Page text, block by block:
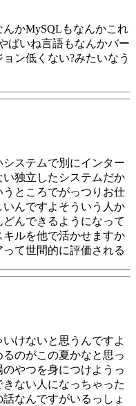
かMySQLもなんかこれ
ばいね言語もなんかバー
ン低くない?みたいなう
ステムで別にインター
独立したシステムだか
ところでがっつりお仕
んですよそういう人か
んできるようになって
ルを他で活かせますか
て世間的に評価される
けないと思うんですよ
のがこの夏かなと思っ
やつを身につけようっ
ない人になっちゃった
なんですがいるっしょ